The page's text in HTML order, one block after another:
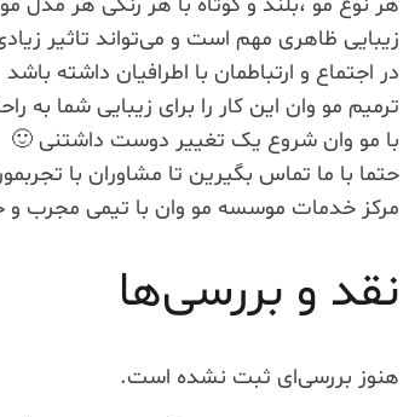
زیبایی ظاهری مهم است و می‌تواند تاثیر
در اجتماع و ارتباطمان با اطرافیان داشته باشد
ترمیم مو وان این کار را برای زیبایی شما به
با مو وان شروع یک تغییر دوست داشتنی 🙂
حتما با ما تماس بگیرین تا مشاوران با
مرکز خدمات موسسه مو وان با تیمی مجرب
نقد و بررسی‌ها
هنوز بررسی‌ای ثبت نشده است.